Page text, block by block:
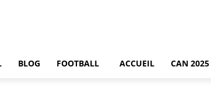
BLOG FOOTBALL ACCUEIL CAN 2025